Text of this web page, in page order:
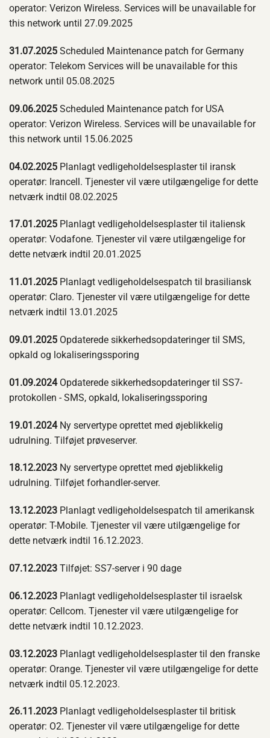
operator: Verizon Wireless. Services will be unavailable for
this network until 27.09.2025
31.07.2025 Scheduled Maintenance patch for Germany
operator: Telekom Services will be unavailable for this
network until 05.08.2025
09.06.2025 Scheduled Maintenance patch for USA
operator: Verizon Wireless. Services will be unavailable for
this network until 15.06.2025
04.02.2025 Planlagt vedligeholdelsesplaster til iransk
operatør: Irancell. Tjenester vil være utilgængelige for dette
netværk indtil 08.02.2025
17.01.2025 Planlagt vedligeholdelsesplaster til italiensk
operatør: Vodafone. Tjenester vil være utilgængelige for
dette netværk indtil 20.01.2025
11.01.2025 Planlagt vedligeholdelsespatch til brasiliansk
operatør: Claro. Tjenester vil være utilgængelige for dette
netværk indtil 13.01.2025
09.01.2025 Opdaterede sikkerhedsopdateringer til SMS,
opkald og lokaliseringssporing
01.09.2024Opdaterede sikkerhedsopdateringer til SS7-
protokollen - SMS, opkald, lokaliseringssporing
19.01.2024Ny servertype oprettet med øjeblikkelig
udrulning. Tilføjet prøveserver.
18.12.2023 Ny servertype oprettet med øjeblikkelig
udrulning. Tilføjet forhandler-server.
13.12.2023 Planlagt vedligeholdelsespatch til amerikansk
operatør: T-Mobile. Tjenester vil være utilgængelige for
dette netværk indtil 16.12.2023.
07.12.2023 Tilføjet: SS7-server i 90 dage
06.12.2023 Planlagt vedligeholdelsesplaster til israelsk
operatør: Cellcom. Tjenester vil være utilgængelige for
dette netværk indtil 10.12.2023.
03.12.2023 Planlagt vedligeholdelsesplaster til den franske
operatør: Orange. Tjenester vil være utilgængelige for dette
netværk indtil 05.12.2023.
26.11.2023 Planlagt vedligeholdelsesplaster til britisk
operatør: O2. Tjenester vil være utilgængelige for dette